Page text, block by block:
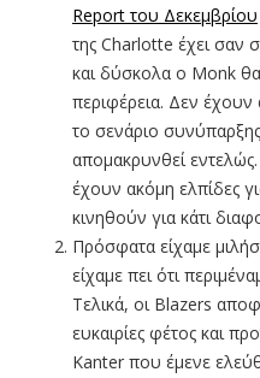
Report του Δεκεμβρίου
της Charlotte έχει σαν
και δύσκολα ο Monk
περιφέρεια. Δεν
το σενάριο
απομακρυνθεί
έχουν ακόμη ελπίδες
κινηθούν για κάτι
Πρόσφατα είχαμε
είχαμε πει ότι
Τελικά, οι Blazers
ευκαιρίες φέτος και
Kanter που έμενε